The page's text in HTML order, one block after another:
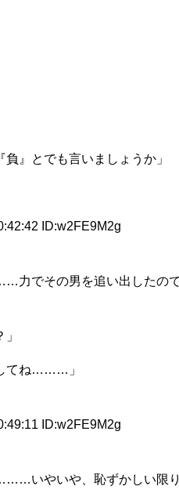
とでも言いましょうか」
ID:w2FE9M2g
力でその男を追い出したの
てね………」
ID:w2FE9M2g
いやいや、恥ずかしい限